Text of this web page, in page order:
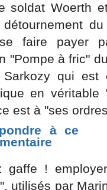
soldat Woerth
faire payer
"Pompe à fric"
qui est
en véritable
est à "ses
gaffe !
utilisés par